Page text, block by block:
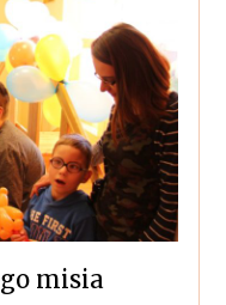
misia